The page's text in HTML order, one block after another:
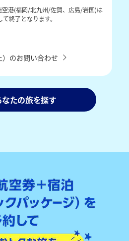
ックアウトを選択
空港(福岡/北九州/佐賀、広島/岩国)は
終了となります。
のお問い合わせ
たの旅を探す